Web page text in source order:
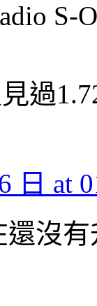
S-
過
日 at
沒